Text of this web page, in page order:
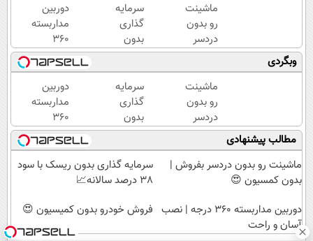
ماشینت
رو بدون
دردسر
بفروش |
بدون
کمسیون
😍
سرمایه
گذاری
بدون
ریسک
با سود
38
درصد
سالانه
📈
دوربین
مداربسته
360
درجه |
نصب
آسان و
راحت
وبگردی
ماشینت
رو بدون
دردسر
بفروش |
بدون
کمسیون
سرمایه
گذاری
بدون
ریسک
با سود
38
درصد
📈
دوربین
مداربسته
360
درجه |
نصب
آسان و
مطالب پیشنهادی
ماشینت رو بدون دردسر بفروش |
بدون کمسیون 😍
سرمایه گذاری بدون ریسک با سود
38 درصد سالانه📈
دوربین مداربسته 360 درجه | نصب
آسان و راحت
فروش خودرو بدون کمیسیون 😍